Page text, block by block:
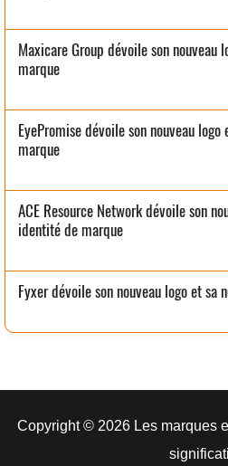
Maxicare Group dévoile son
marque
EyePromise dévoile son nouveau
marque
ACE Resource Network dévoile son
identité de marque
Fyxer dévoile son nouveau logo et
Copyright © 2026 Les marques